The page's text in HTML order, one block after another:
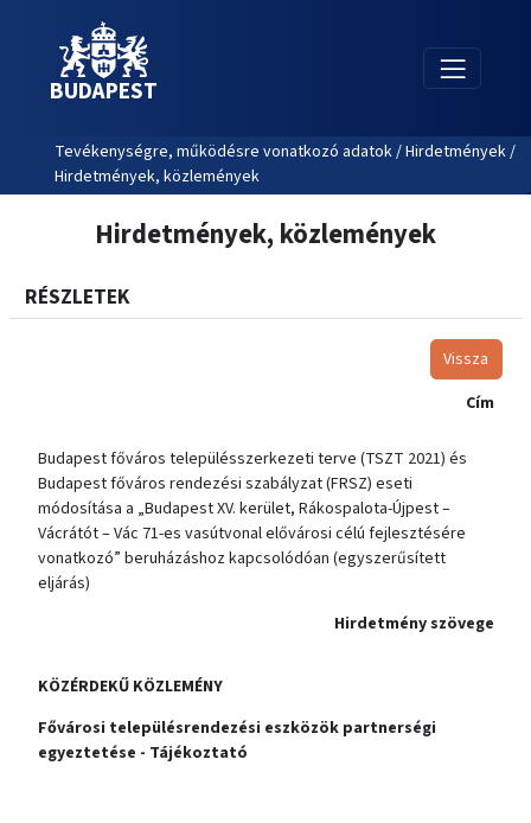
BUDAPEST
Tevékenységre, működésre vonatkozó adatok / Hirdetmények /
Hirdetmények, közlemények
Hirdetmények, közlemények
RÉSZLETEK
Vissza
Cím
Budapest főváros településszerkezeti terve (TSZT 2021) és
Budapest főváros rendezési szabályzat (FRSZ) eseti
módosítása a „Budapest XV. kerület, Rákospalota-Újpest –
Vácrátót – Vác 71-es vasútvonal elővárosi célú fejlesztésére
vonatkozó” beruházáshoz kapcsolódóan (egyszerűsített
eljárás)
Hirdetmény szövege
KÖZÉRDEKŰ KÖZLEMÉNY
Fővárosi településrendezési eszközök partnerségi
egyeztetése - Tájékoztató